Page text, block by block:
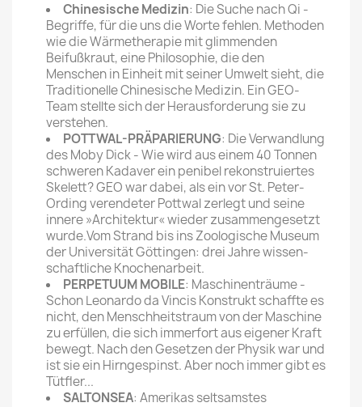
Chinesische Medizin: Die Suche nach Qi -
Begriffe, für die uns die Worte fehlen. Methoden
wie die Wärmetherapie mit glimmenden
Beifußkraut, eine Philosophie, die den
Menschen in Einheit mit seiner Umwelt sieht, die
Traditionelle Chinesische Medizin. Ein GEO-
Team stellte sich der Herausforderung sie zu
verstehen.
POTTWAL-PRÄPARIERUNG: Die Verwandlung
des Moby Dick - Wie wird aus einem 40 Tonnen
schweren Kadaver ein penibel rekonstruiertes
Skelett? GEO war dabei, als ein vor St. Peter-
Ording verendeter Pottwal zerlegt und seine
innere »Architektur« wieder zusammengesetzt
wurde.Vom Strand bis ins Zoologische Museum
der Universität Göttingen: drei Jahre wissen­
schaftliche Knochenarbeit.
PERPETUUM MOBILE: Maschinenträume -
Schon Leonardo da Vincis Konstrukt schaffte es
nicht, den Menschheitstraum von der Maschine
zu erfüllen, die sich immerfort aus eigener Kraft
bewegt. Nach den Gesetzen der Physik war und
ist sie ein Hirngespinst. Aber noch immer gibt es
Tütfler...
SALTONSEA: Amerikas seltsamstes